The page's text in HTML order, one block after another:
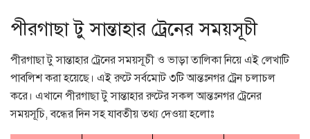
পীরগাছা টু সান্তাহার ট্রেনের সময়সূচী
পীরগাছা টু সান্তাহার ট্রেনের সময়সূচী ও ভাড়া তালিকা নিয়ে এই লেখাটি
পাবলিশ করা হয়েছে। এই রুটে সর্বমোট ৩টি আন্তঃনগর ট্রেন চলাচল
করে। এখানে পীরগাছা টু সান্তাহার রুটের সকল আন্তঃনগর ট্রেনের
সময়সূচি, বন্ধের দিন সহ যাবতীয় তথ্য দেওয়া হলোঃ